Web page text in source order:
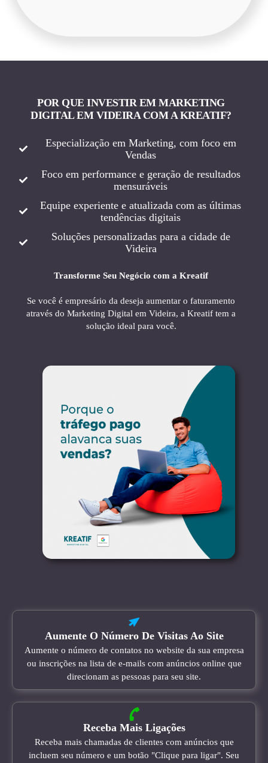
POR QUE INVESTIR EM MARKETING
DIGITAL EM VIDEIRA COM A KREATIF?
Especialização em Marketing, com foco em
Vendas
Foco em performance e geração de resultados
mensuráveis
Equipe experiente e atualizada com as últimas
tendências digitais
Soluções personalizadas para a cidade de
Videira
Transforme Seu Negócio com a Kreatif
Se você é empresário da deseja aumentar o faturamento
através do Marketing Digital em Videira, a Kreatif tem a
solução ideal para você.
Aumente O Número De Visitas Ao Site
Aumente o número de contatos no website da sua empresa
ou inscrições na lista de e-mails com anúncios online que
direcionam as pessoas para seu site.
Receba Mais Ligações
Receba mais chamadas de clientes com anúncios que
incluem seu número e um botão "Clique para ligar". Seu